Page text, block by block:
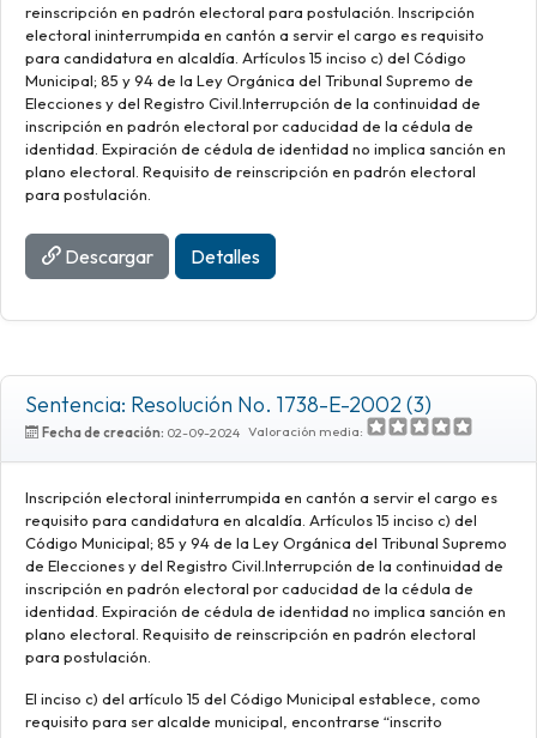
reinscripción en padrón electoral para postulación. Inscripción
electoral ininterrumpida en cantón a servir el cargo es requisito
para candidatura en alcaldía. Artículos 15 inciso c) del Código
Municipal; 85 y 94 de la Ley Orgánica del Tribunal Supremo de
Elecciones y del Registro Civil.Interrupción de la continuidad de
inscripción en padrón electoral por caducidad de la cédula de
identidad. Expiración de cédula de identidad no implica sanción en
plano electoral. Requisito de reinscripción en padrón electoral
para postulación.
Descargar Detalles
Sentencia: Resolución No. 1738-E-2002 (3)
Fecha de creación: 02-09-2024 Valoración media:
Inscripción electoral ininterrumpida en cantón a servir el cargo es
requisito para candidatura en alcaldía. Artículos 15 inciso c) del
Código Municipal; 85 y 94 de la Ley Orgánica del Tribunal Supremo
de Elecciones y del Registro Civil.Interrupción de la continuidad de
inscripción en padrón electoral por caducidad de la cédula de
identidad. Expiración de cédula de identidad no implica sanción en
plano electoral. Requisito de reinscripción en padrón electoral
para postulación.
El inciso c) del artículo 15 del Código Municipal establece, como
requisito para ser alcalde municipal, encontrarse “inscrito